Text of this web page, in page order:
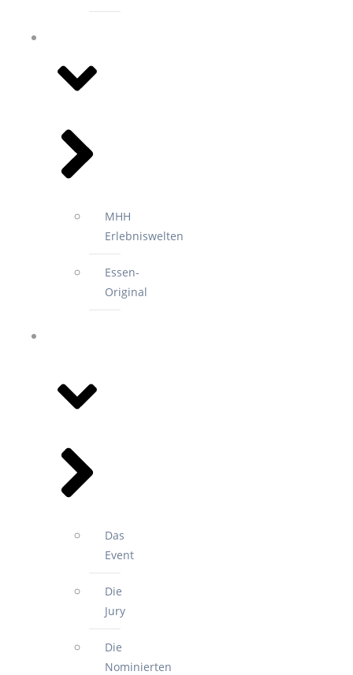
MHH
Erlebniswelten
Essen-
Original
Das
Event
Die
Jury
Die
Nominierten